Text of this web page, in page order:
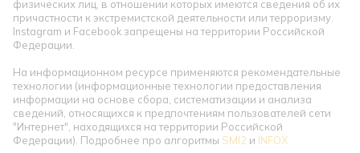
физических лиц, в отношении которых имеются сведения об их
причастности к экстремистской деятельности или терроризму.
Instagram и Facebook запрещены на территории Российской
Федерации.
На информационном ресурсе применяются рекомендательные
технологии (информационные технологии предоставления
информации на основе сбора, систематизации и анализа
сведений, относящихся к предпочтениям пользователей сети
"Интернет", находящихся на территории Российской
Федерации). Подробнее про алгоритмы SMI2 и INFOX